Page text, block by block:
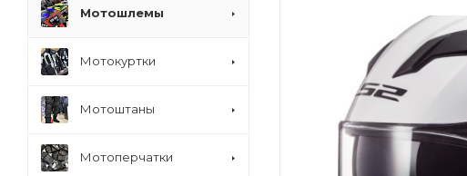
Мотошлемы
Мотокуртки
Мотоштаны
Мотоперчатки